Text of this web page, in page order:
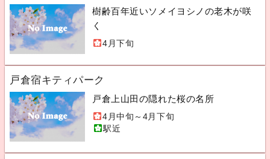
樹齢百年近いソメイヨシノの老木が咲
く
4月下旬
戸倉宿キティパーク
戸倉上山田の隠れた桜の名所
4月中旬～4月下旬
駅近